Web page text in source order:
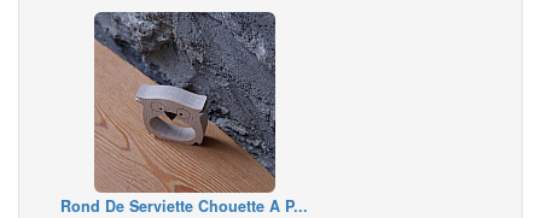
Rond De Serviette Chouette A P...